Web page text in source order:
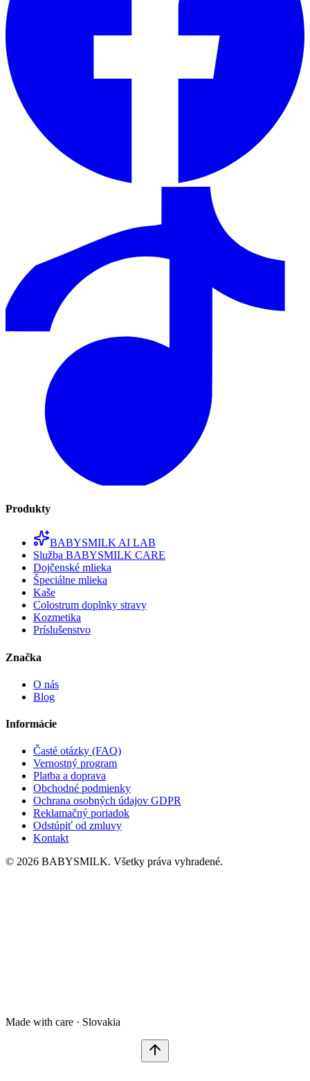
Produkty
BABYSMILK AI LAB
Služba BABYSMILK CARE
Dojčenské mlieka
Špeciálne mlieka
Kaše
Colostrum doplnky stravy
Kozmetika
Príslušenstvo
Značka
O nás
Blog
Informácie
Časté otázky (FAQ)
Vernostný program
Platba a doprava
Obchodné podmienky
Ochrana osobných údajov GDPR
Reklamačný poriadok
Odstúpiť od zmluvy
Kontakt
© 2026 BABYSMILK. Všetky práva vyhradené.
Made with care · Slovakia